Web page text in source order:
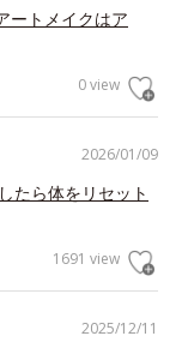
ートメイクはア
0 view
2026/01/09
たら体をリセット
1691 view
2025/12/11